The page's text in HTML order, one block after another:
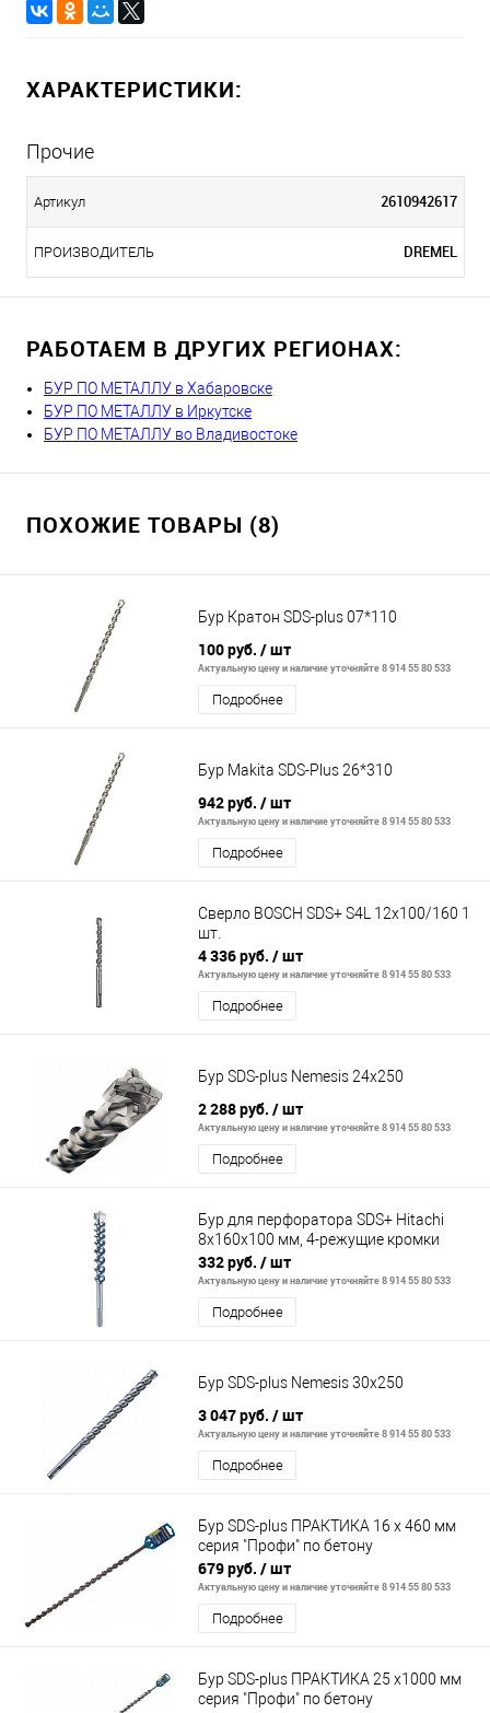
ХАРАКТЕРИСТИКИ:
Прочие
Артикул 2610942617
ПРОИЗВОДИТЕЛЬ DREMEL
РАБОТАЕМ В ДРУГИХ РЕГИОНАХ:
БУР ПО МЕТАЛЛУ в Хабаровске
БУР ПО МЕТАЛЛУ в Иркутске
БУР ПО МЕТАЛЛУ во Владивостоке
ПОХОЖИЕ ТОВАРЫ (8)
Бур Кратон SDS-plus 07*110
100 руб. / шт
Актуальную цену и наличие уточняйте 8 914 55 80 533
Подробнее
Бур Makita SDS-Plus 26*310
942 руб. / шт
Актуальную цену и наличие уточняйте 8 914 55 80 533
Подробнее
Сверло BOSCH SDS+ S4L 12x100/160 1
шт.
4 336 руб. / шт
Актуальную цену и наличие уточняйте 8 914 55 80 533
Подробнее
Бур SDS-plus Nemesis 24х250
2 288 руб. / шт
Актуальную цену и наличие уточняйте 8 914 55 80 533
Подробнее
Бур для перфоратора SDS+ Hitachi
8х160х100 мм, 4-режущие кромки
332 руб. / шт
Актуальную цену и наличие уточняйте 8 914 55 80 533
Подробнее
Бур SDS-plus Nemesis 30х250
3 047 руб. / шт
Актуальную цену и наличие уточняйте 8 914 55 80 533
Подробнее
Бур SDS-plus ПРАКТИКА 16 х 460 мм
серия "Профи" по бетону
679 руб. / шт
Актуальную цену и наличие уточняйте 8 914 55 80 533
Подробнее
Бур SDS-plus ПРАКТИКА 25 х1000 мм
серия "Профи" по бетону